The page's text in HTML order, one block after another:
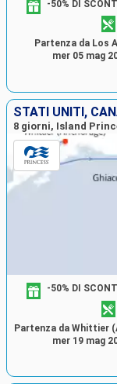
-50% DI
Partenza da Los
mer 05 mag
STATI UNITI,
8 giorni, Island
-50% DI
Partenza da Whittier
mer 19 mag